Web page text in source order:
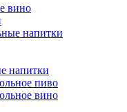
вино
напитки
напитки
пиво
вино